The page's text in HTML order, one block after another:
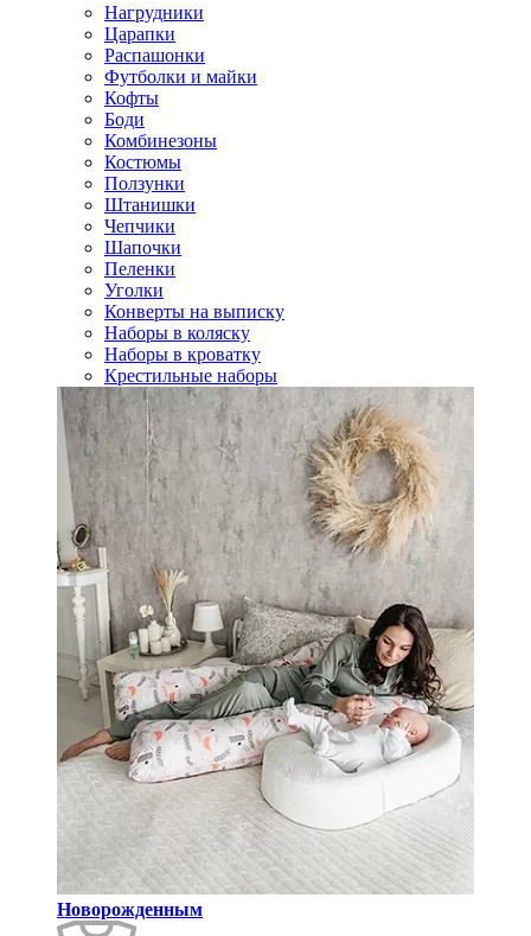
Нагрудники
Царапки
Распашонки
Футболки и майки
Кофты
Боди
Комбинезоны
Костюмы
Ползунки
Штанишки
Чепчики
Шапочки
Пеленки
Уголки
Конверты на выписку
Наборы в коляску
Наборы в кроватку
Крестильные наборы
Новорожденным